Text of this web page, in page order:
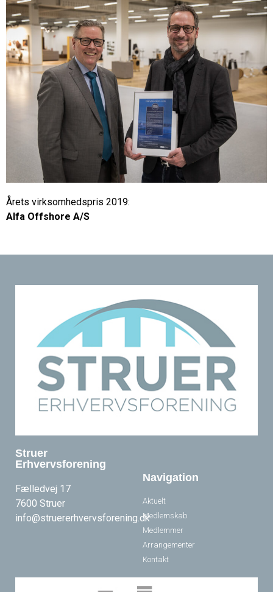
Årets virksomhedspris 2019:
Alfa Offshore A/S
Struer
Erhvervsforening
Fælledvej 17
7600 Struer
info@struererhvervsforening.dk
Navigation
Aktuelt
Medlemskab
Medlemmer
Arrangementer
Kontakt